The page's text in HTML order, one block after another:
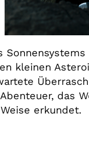
kleinen
das
erkundet.